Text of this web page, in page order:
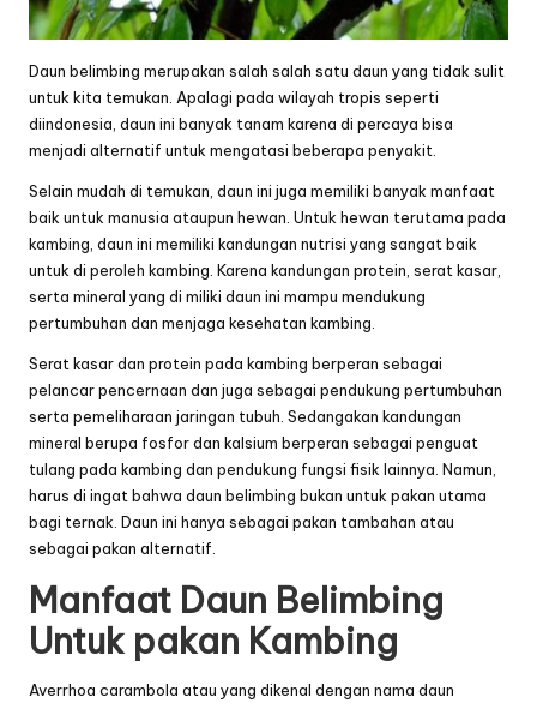
Daun belimbing merupakan salah salah satu daun yang tidak sulit
untuk kita temukan. Apalagi pada wilayah tropis seperti
diindonesia, daun ini banyak tanam karena di percaya bisa
menjadi alternatif untuk mengatasi beberapa penyakit.
Selain mudah di temukan, daun ini juga memiliki banyak manfaat
baik untuk manusia ataupun hewan. Untuk hewan terutama pada
kambing, daun ini memiliki kandungan nutrisi yang sangat baik
untuk di peroleh kambing. Karena kandungan protein, serat kasar,
serta mineral yang di miliki daun ini mampu mendukung
pertumbuhan dan menjaga kesehatan kambing.
Serat kasar dan protein pada kambing berperan sebagai
pelancar pencernaan dan juga sebagai pendukung pertumbuhan
serta pemeliharaan jaringan tubuh. Sedangakan kandungan
mineral berupa fosfor dan kalsium berperan sebagai penguat
tulang pada kambing dan pendukung fungsi fisik lainnya. Namun,
harus di ingat bahwa daun belimbing bukan untuk pakan utama
bagi ternak. Daun ini hanya sebagai pakan tambahan atau
sebagai pakan alternatif.
Manfaat Daun Belimbing
Untuk pakan Kambing
Averrhoa carambola atau yang dikenal dengan nama daun